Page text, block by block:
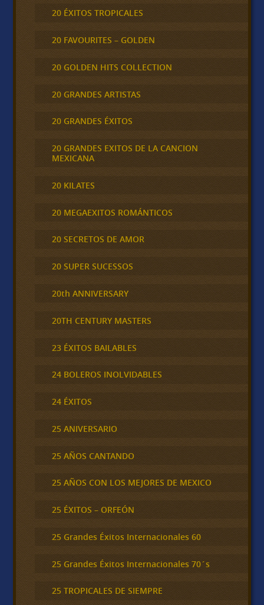
20 ÉXITOS TROPICALES
20 FAVOURITES – GOLDEN
20 GOLDEN HITS COLLECTION
20 GRANDES ARTISTAS
20 GRANDES ÉXITOS
20 GRANDES EXITOS DE LA CANCION
MEXICANA
20 KILATES
20 MEGAEXITOS ROMÁNTICOS
20 SECRETOS DE AMOR
20 SUPER SUCESSOS
20th ANNIVERSARY
20TH CENTURY MASTERS
23 ÉXITOS BAILABLES
24 BOLEROS INOLVIDABLES
24 ÉXITOS
25 ANIVERSARIO
25 AÑOS CANTANDO
25 AÑOS CON LOS MEJORES DE MEXICO
25 ÉXITOS – ORFEÓN
25 Grandes Éxitos Internacionales 60
25 Grandes Éxitos Internacionales 70´s
25 TROPICALES DE SIEMPRE